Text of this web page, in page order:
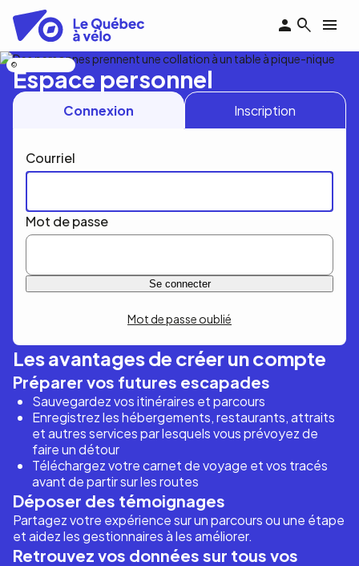
contenu
principal
Espace personnel
Connexion Inscription
Courriel
Mot de passe
Mot de passe oublié
Les avantages de créer un compte
Préparer vos futures escapades
Sauvegardez vos itinéraires et parcours
Enregistrez les hébergements, restaurants, attraits
et autres services par lesquels vous prévoyez de
faire un détour
Téléchargez votre carnet de voyage et vos tracés
avant de partir sur les routes
Déposer des témoignages
Partagez votre expérience sur un parcours ou une étape
et aidez les gestionnaires à les améliorer.
Retrouvez vos données sur tous vos